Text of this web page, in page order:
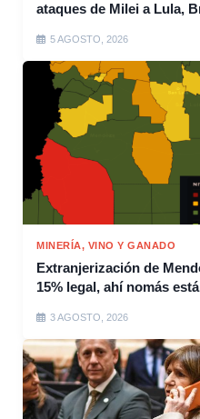
ataques de Milei a Lula,
5 AGOSTO, 2026
MINERÍA, VINO Y GANADO
Extranjerización de
15% legal, ahí nomás
3 AGOSTO, 2026